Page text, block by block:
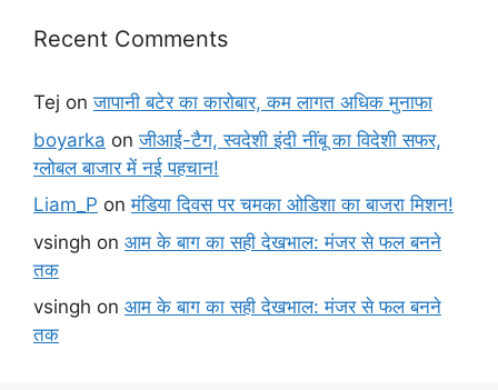
Recent Comments
Tej onजापानी बटेर का कारोबार, कम लागत अधिक मुनाफा
boyarka onजीआई-टैग, स्वदेशी इंदी नींबू का विदेशी सफर,
ग्लोबल बाजार में नई पहचान!
Liam_P onमंडिया दिवस पर चमका ओडिशा का बाजरा मिशन!
vsingh on आम के बाग का सही देखभाल: मंजर से फल बनने
तक
vsingh on आम के बाग का सही देखभाल: मंजर से फल बनने
तक